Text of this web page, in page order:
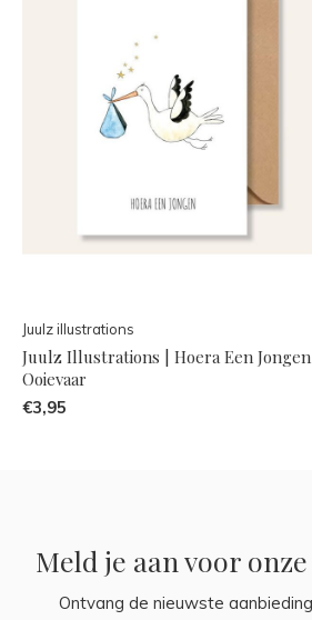
Juulz illustrations
Juulz Illustrations | Hoera Een
Ooievaar
€3,95
Meld je aan voor
Ontvang de nieuwste